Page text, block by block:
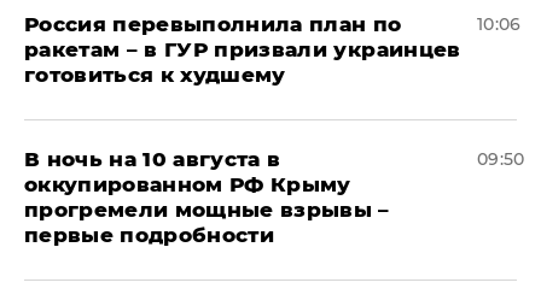
Россия перевыполнила план по
ракетам – в ГУР призвали украинцев
готовиться к худшему
10:06
В ночь на 10 августа в
оккупированном РФ Крыму
прогремели мощные взрывы –
первые подробности
09:50